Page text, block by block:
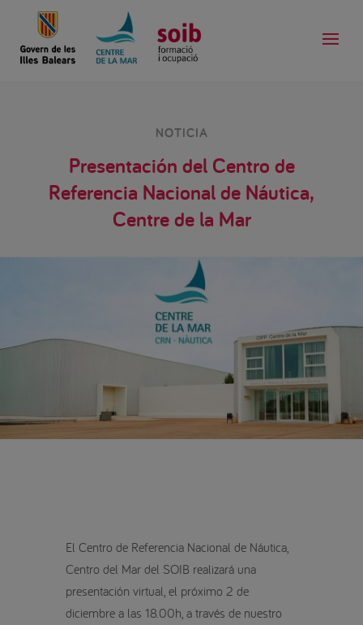
NOTICIA
Presentación del Centro de
Referencia Nacional de Náutica,
Centre de la Mar
El Centro de Referencia Nacional de Náutica,
Centro del Mar del SOIB realizará una
presentación virtual, el próximo 2 de
diciembre a las 18.00h, a través de nuestro